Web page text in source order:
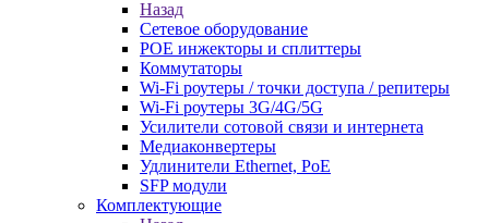
Назад
Сетевое оборудование
POE инжекторы и сплиттеры
Коммутаторы
Wi-Fi роутеры / точки доступа / репитеры
Wi-Fi роутеры 3G/4G/5G
Усилители сотовой связи и интернета
Медиаконвертеры
Удлинители Ethernet, PoE
SFP модули
Комплектующие